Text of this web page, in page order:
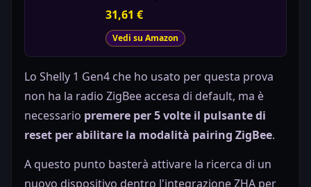
31,61 €
Vedi su Amazon
Lo Shelly 1 Gen4 che ho usato per questa prova
non ha la radio ZigBee accesa di default, ma è
necessario premere per 5 volte il pulsante di
reset per abilitare la modalità pairing ZigBee.
A questo punto basterà attivare la ricerca di un
nuovo dispositivo dentro l'integrazione ZHA per